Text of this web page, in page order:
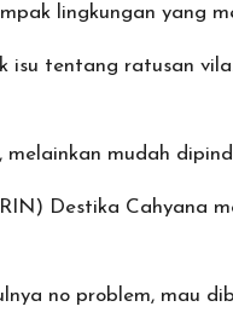
lingkungan yang
tentang ratusan
mudah
Destika Cahyana
no problem, mau